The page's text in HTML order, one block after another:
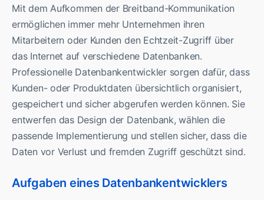
Mit dem Aufkommen der Breitband-Kommunikation
ermöglichen immer mehr Unternehmen ihren
Mitarbeitern oder Kunden den Echtzeit-Zugriff über
das Internet auf verschiedene Datenbanken.
Professionelle Datenbankentwickler sorgen dafür, dass
Kunden- oder Produktdaten übersichtlich organisiert,
gespeichert und sicher abgerufen werden können. Sie
entwerfen das Design der Datenbank, wählen die
passende Implementierung und stellen sicher, dass die
Daten vor Verlust und fremden Zugriff geschützt sind.
Aufgaben eines Datenbankentwicklers